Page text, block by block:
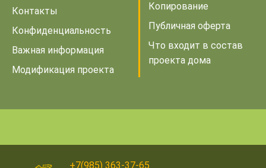
Контакты
Конфиденциальность
Важная информация
Модификация проекта
Копирование
Публичная оферта
Что входит в состав
проекта дома
+7(985) 363-37-65